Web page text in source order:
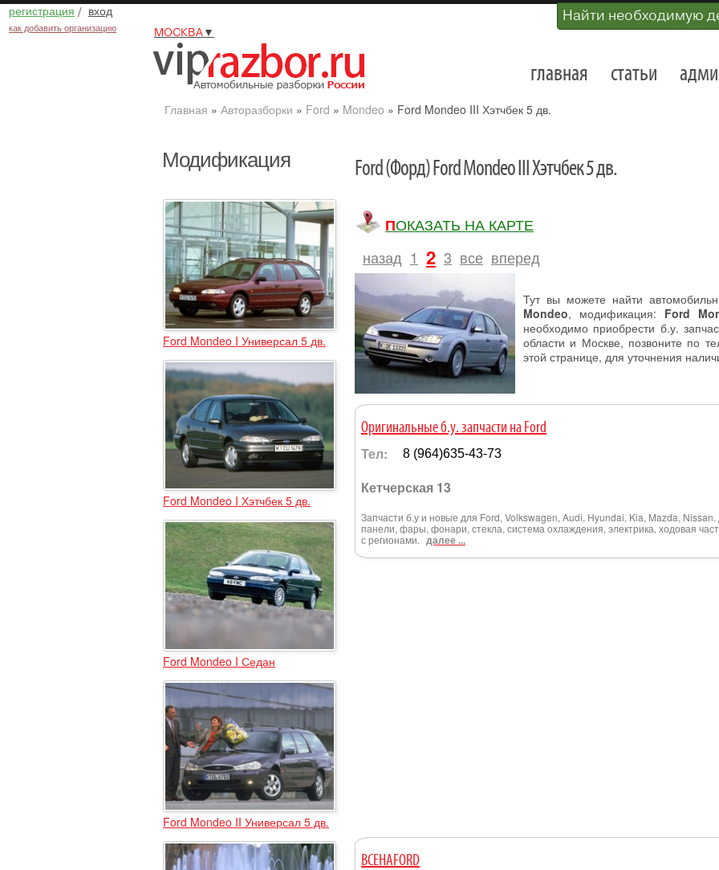
регистрация / вход
как добавить организацию
Найти необходимую
МОСКВА▼
главная статьи
Главная » Авторазборки » Ford » Mondeo » Ford Mondeo III Хэтчбек 5 дв.
Модификация
Ford Mondeo I Универсал 5 дв.
Ford Mondeo I Хэтчбек 5 дв.
Ford Mondeo I Седан
Ford Mondeo II Универсал 5 дв.
Ford (Форд) Ford Mondeo III Хэтчбек 5 дв.
ПОКАЗАТЬ НА КАРТЕ
назад 1 2 3 все вперед
Тут вы можете найти
Mondeo, модификация: Ford
необходимо приобрести б.у.
области и Москве, позвоните по
этой странице, для уточнения
Оригинальные б.у. запчасти на Ford
Тел: 8 (964)635-43-73
Кетчерская 13
Запчасти б.у и новые для Ford, Volkswagen, Audi, Hyundai, Kia, Mazda,
панели, фары, фонари, стекла, система охлаждения, электрика, ходовая
с регионами. далее ...
ВСЕНАFORD